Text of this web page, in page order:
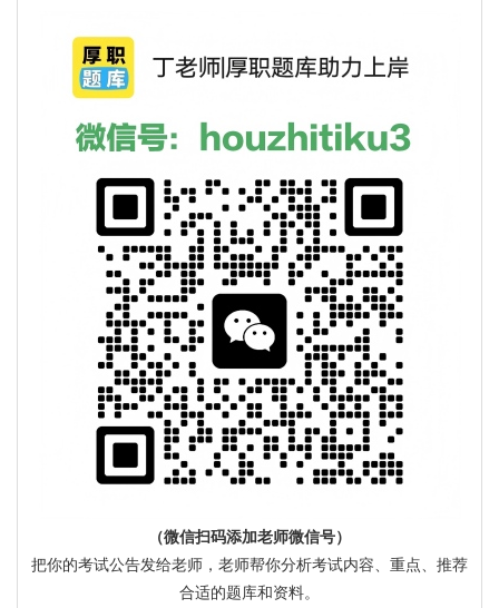
（微信扫码添加老师微信号）
把你的考试公告发给老师，老师帮你分析考试内容、重点、推荐
合适的题库和资料。